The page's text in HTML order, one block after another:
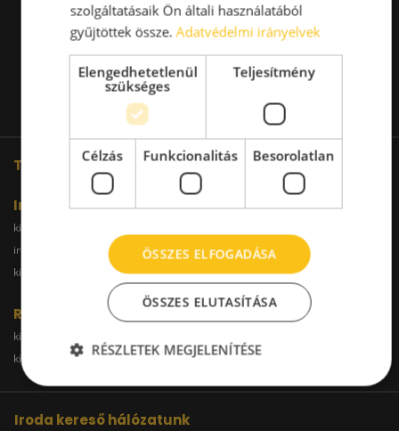
További oldalaink
Iroda
kiadoiroda.info
irodakiadobudapest.hu
kiadoirodabudaors.hu
kiadoirodagyor.hu
Raktár
kiadoraktarbudapest.hu
kiadoraktardebrecen.hu
raktarszekesfehervar.hu
Iroda kereső hálózatunk
szolgáltatásaik Ön általi használatából
gyűjtöttek össze.Adatvédelmi irányelvek
Elengedhetetlenül
szükséges
Teljesítmény
Célzás Funkcionalitás Besorolatlan
ÖSSZES ELFOGADÁSA
ÖSSZES ELUTASÍTÁSA
RÉSZLETEK MEGJELENÍTÉSE